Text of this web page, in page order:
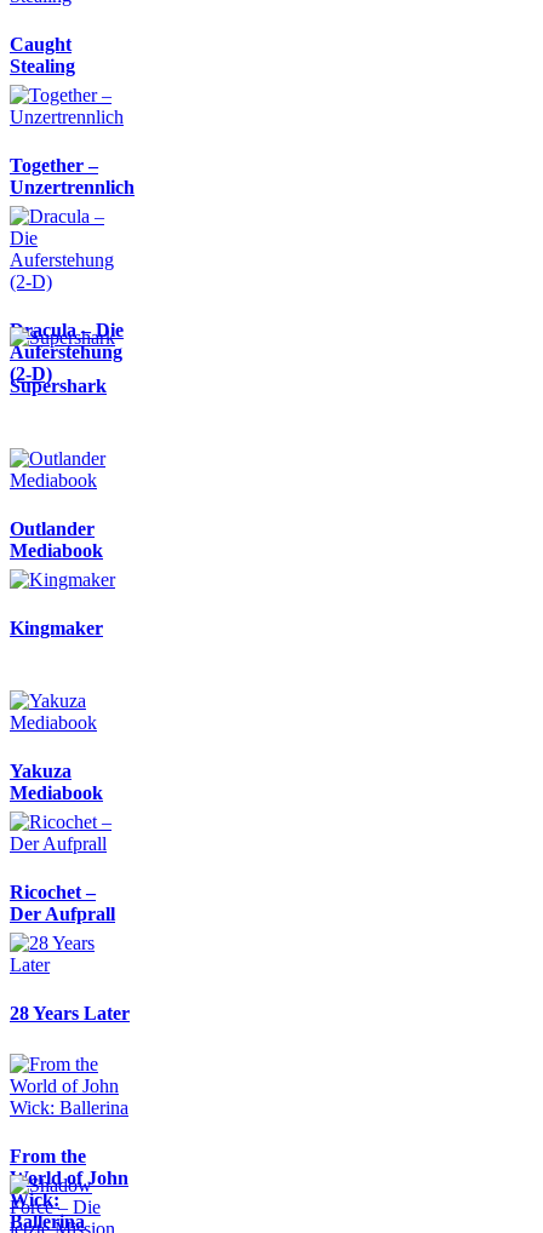
Caught
Stealing
Together –
Unzertrennlich
Dracula – Die
Auferstehung
(2-D)
Supershark
Outlander
Mediabook
Kingmaker
Yakuza
Mediabook
Ricochet –
Der Aufprall
28 Years Later
From the
World of John
Wick:
Ballerina